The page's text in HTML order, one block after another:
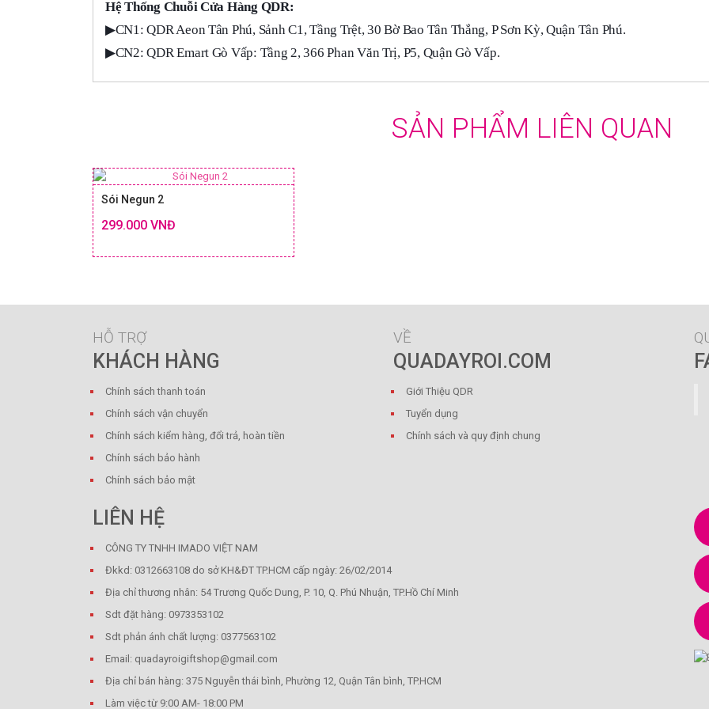
Hệ Thống Chuỗi Cửa Hàng QDR:
▶CN1: QDR Aeon Tân Phú, Sảnh C1, Tầng Trệt, 30 Bờ Bao Tân Thắng, P Sơn Kỳ, Quận Tân Phú.
▶CN2: QDR Emart Gò Vấp: Tầng 2, 366 Phan Văn Trị, P5, Quận Gò Vấp.
SẢN PHẨM LIÊN QUAN
Sói Negun 2
299.000 VNĐ
HỖ TRỢ
KHÁCH HÀNG
Chính sách thanh toán
Chính sách vận chuyển
Chính sách kiểm hàng, đổi trả, hoàn tiền
Chính sách bảo hành
Chính sách bảo mật
VỀ
QUADAYROI.COM
Giới Thiệu QDR
Tuyển dụng
Chính sách và quy định chung
LIÊN HỆ
CÔNG TY TNHH IMADO VIỆT NAM
Đkkd: 0312663108 do sở KH&ĐT TP.HCM cấp ngày: 26/02/2014
Địa chỉ thương nhân: 54 Trương Quốc Dung, P. 10, Q. Phú Nhuận, TP.Hồ Chí Minh
Sdt đặt hàng: 0973353102
Sdt phản ánh chất lượng: 0377563102
Email: quadayroigiftshop@gmail.com
Địa chỉ bán hàng: 375 Nguyễn thái bình, Phường 12, Quận Tân bình, TP.HCM
Làm việc từ 9:00 AM- 18:00 PM